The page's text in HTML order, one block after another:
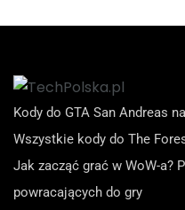
Kody do GTA San Andreas
Wszystkie kody do The
Jak zacząć grać w WoW-a?
powracających do gry